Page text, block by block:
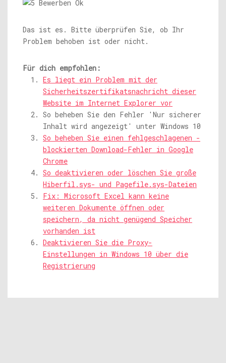
Das ist es. Bitte überprüfen Sie, ob Ihr
Problem behoben ist oder nicht.
Für dich empfohlen:
Es liegt ein Problem mit der
Sicherheitszertifikatsnachricht dieser
Website im Internet Explorer vor
So beheben Sie den Fehler 'Nur sicherer
Inhalt wird angezeigt' unter Windows 10
So beheben Sie einen fehlgeschlagenen -
blockierten Download-Fehler in Google
Chrome
So deaktivieren oder löschen Sie große
Hiberfil.sys- und Pagefile.sys-Dateien
Fix: Microsoft Excel kann keine
weiteren Dokumente öffnen oder
speichern, da nicht genügend Speicher
vorhanden ist
Deaktivieren Sie die Proxy-
Einstellungen in Windows 10 über die
Registrierung